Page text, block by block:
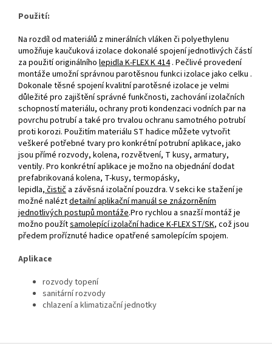
Použití:
Na rozdíl od materiálů z minerálních vláken či polyethylenu
umožňuje kaučuková izolace dokonalé spojení jednotlivých částí
za použití originálního lepidla K‑FLEX K 414. Pečlivé provedení
montáže umožní správnou parotěsnou funkci izolace jako celku .
Dokonale těsné spojení kvalitní parotěsné izolace je velmi
důležité pro zajištění správné funkčnosti, zachování izolačních
schopností materiálu, ochrany proti kondenzaci vodních par na
povrchu potrubí a také pro trvalou ochranu samotného potrubí
proti korozi. Použitím materiálu ST hadice můžete vytvořit
veškeré potřebné tvary pro konkrétní potrubní aplikace, jako
jsou přímé rozvody, kolena, rozvětvení, T kusy, armatury,
ventily. Pro konkrétní aplikace je možno na objednání dodat
prefabrikovaná kolena, T‑kusy, termopásky,
lepidla, čistič a závěsná izolační pouzdra. V sekci ke stažení je
možné naléztdetailní aplikační manuál se znázorněním
jednotlivých postupů montáže.Pro rychlou a snazší montáž je
možno použítsamolepící izolační hadice K‑FLEX ST/SK, což jsou
předem proříznuté hadice opatřené samolepícím spojem.
Aplikace
rozvody topení
sanitární rozvody
chlazení a klimatizační jednotky